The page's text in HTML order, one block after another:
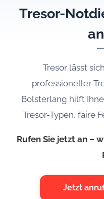
Tresor-
Tresor lässt
professioneller
Bolsterlang hilft
Tresor-Typen, faire
Rufen Sie jetzt an –
Jetzt